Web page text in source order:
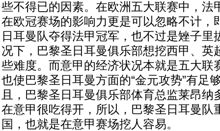
些不得已的因素。在欧洲五大联赛中，法
在欧冠赛场的影响力更是可以忽略不计，
日耳曼队夺得法甲冠军，也不过是矬子里
况下，巴黎圣日耳曼俱乐部想挖西甲、英
些难度。而意甲的经济状况本就是五大联
也使巴黎圣日耳曼方面的“金元攻势”有足
且，巴黎圣日耳曼俱乐部体育总监莱昂纳
在意甲很吃得开，所以，巴黎圣日耳曼队
国，也就是在意甲赛场挖人容易。